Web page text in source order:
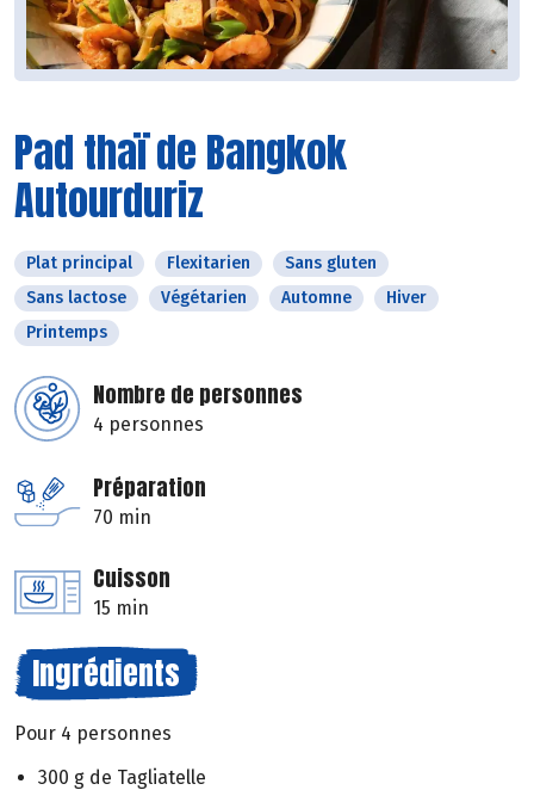
Pad thaï de Bangkok
Autourduriz
Plat principal Flexitarien
Sans gluten
Sans lactose
Végétarien Automne
Hiver
Printemps
Nombre de personnes
4 personnes
Préparation
70 min
Cuisson
15 min
Ingrédients
Pour 4 personnes
300 g de Tagliatelle